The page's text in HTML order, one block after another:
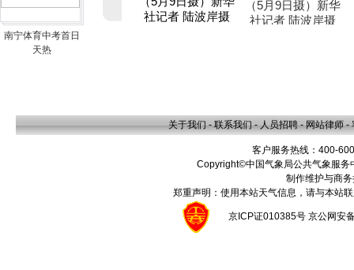
南宁体育中考首日
天热
关于我们 - 联系我们 - 人员招聘 - 网站律师 -
客户服务热线：400-
Copyright©中国气象局公共气象服
制作维护与商
郑重声明：使用本站天气信息，请与本站
京ICP证010385号 京公网安